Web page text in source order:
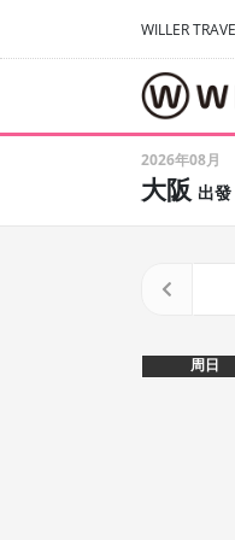
WILLER
2026年08月
大阪
周日